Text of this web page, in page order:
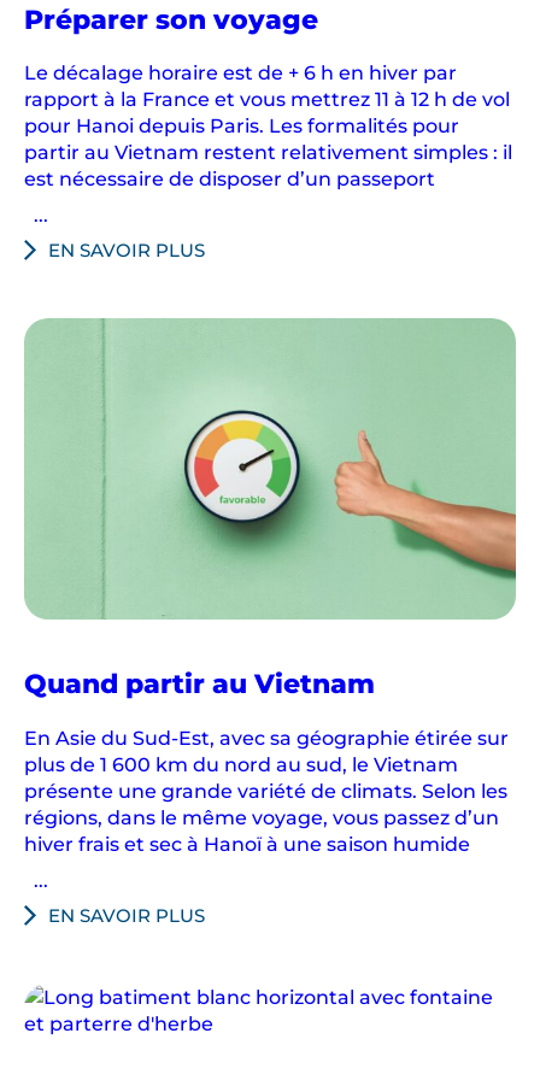
Préparer son voyageau
Le décalage horaire est de + 6 h en hiver par
rapport à la France et vous mettrez 11 à 12 h de vol
pour Hanoi depuis Paris. Les formalités pour
partir au Vietnam restent relativement simples : il
est nécessaire de disposer d’un passeport
...
EN SAVOIR PLUS
Quand partir au Vietnam
En Asie du Sud-Est, avec sa géographie étirée sur
plus de 1 600 km du nord au sud, le Vietnam
présente une grande variété de climats. Selon les
régions, dans le même voyage, vous passez d’un
hiver frais et sec à Hanoï à une saison humide
...
EN SAVOIR PLUS